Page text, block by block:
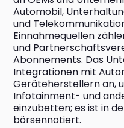
Automobil,
und
Einnahmequellen
und
Abonnements. Das
Integrationen mit
Geräteherstellern an,
Infotainment- und
einzubetten; es ist in
börsennotiert.